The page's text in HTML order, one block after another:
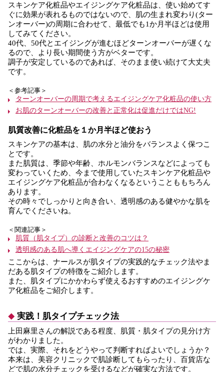
スキンケア化粧品やエイジングケア化粧品は、使い始めてす
ぐに効果が表れるものではないので、肌の生まれ変わり(ター
ンオーバー)の周期に合わせて、最低でも1か月半ほどは使用
してみてください。
40代、50代とエイジングが進むほどターンオーバーが遅くな
るので、より長い期間使う方がベターです。
調子が安定しているのであれば、そのまま使い続けて大丈夫
です。
＜参考記事＞
ターンオーバーの周期で考えるエイジングケア化粧品の使い方
お肌のターンオーバーの改善と正常化は促進だけではNG!
肌質改善に化粧品を１か月半ほど使おう
スキンケアの基本は、肌の水分と油分をバランスよく保つこ
とです。
また肌質は、季節や年齢、ホルモンバランスなどによっても
変わっていくため、今まで使用していたスキンケア化粧品や
エイジングケア化粧品が合わなくなるということももちろん
あります。
その時々でしっかりと向き合い、透明感のある健やかな肌を
育んでくださいね。
＜関連記事＞
肌質（肌タイプ）の診断と改善のコツは？
透明感のある肌へ導くエイジングケアの15の秘密
ここからは、ナールスが肌タイプの実践的なチェック法やま
だある肌タイプの特徴をご紹介します。
また、肌タイプにかかわらず使えるおすすめのエイジングケ
ア化粧品をご紹介します。
実践！肌タイプチェック法
上田麻里さんの解説である程度、肌質・肌タイプの見分け方
がわかりました。
では、実際、それをどうやって判断すればよいでしょうか？
本来は、美容クリニックで肌診断してもらったり、百貨店な
どで肌の水分チェックを受けるなどが確実な方法です。